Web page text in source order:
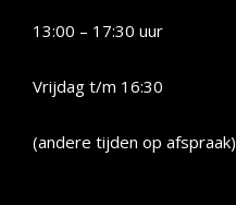
13:00 – 17:30 uur
Vrijdag t/m 16:30
(andere tijden op afspraak)